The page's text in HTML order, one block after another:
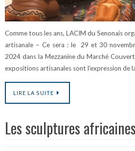
Comme tous les ans, LACIM du Senonais
artisanale – Ce sera : le 29 et 30
2024 dans la Mezzanine du Marché
expositions artisanales sont l’expression de
LIRE LA SUITE
Les sculptures